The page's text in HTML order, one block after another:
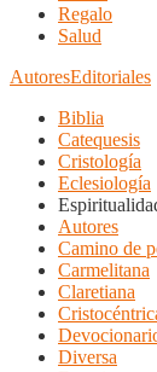
Regalo
Salud
AutoresEditoriales
Biblia
Catequesis
Cristología
Eclesiología
Autores
Camino de
Carmelitana
Claretiana
Diversa